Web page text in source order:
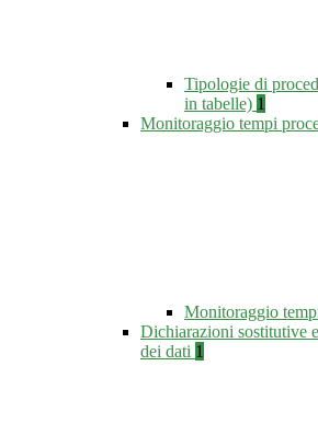
Tipologie di
in tabelle) 1
Monitoraggio tempi
Monitoraggio
Dichiarazioni sostitutive
dei dati 1